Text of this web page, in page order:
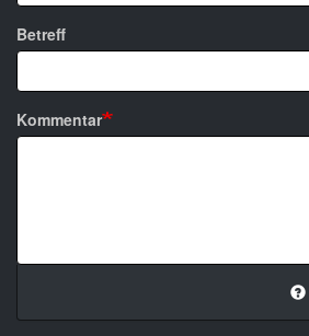
Betreff
Kommentar